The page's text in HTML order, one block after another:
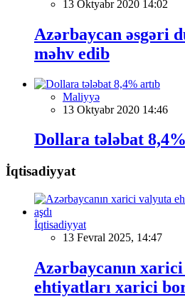
13 Oktyabr 2020 14:02
Azərbaycan əsgəri
məhv edib
Maliyyə
13 Oktyabr 2020 14:46
Dollara tələbat
İqtisadiyyat
İqtisadiyyat
13 Fevral 2025, 14:47
Azərbaycanın
ehtiyatları xarici